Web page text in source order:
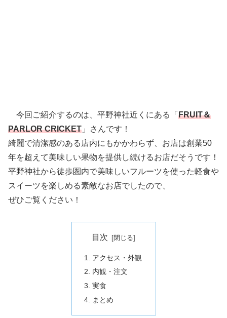
今回ご紹介するのは、平野神社近くにある「 FRUIT＆
PARLOR CRICKET 」さんです！
綺麗で清潔感のある店内にもかかわらず、お店は創業50
年を超えて美味しい果物を提供し続けるお店だそうです！
平野神社から徒歩圏内で美味しいフルーツを使った軽食や
スイーツを楽しめる素敵なお店でしたので、
ぜひご覧ください！
目次
アクセス・外観
内観・注文
実食
まとめ